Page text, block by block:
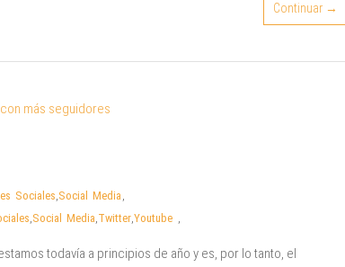
Continuar →
Sociales,Social Media ,
,Social Media,Twitter,Youtube ,
todavía a principios de año y es, por lo tanto, el